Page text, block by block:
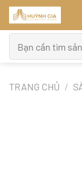
Bỏ
qua
nội
dung
kiếm:
TRANG CHỦ /